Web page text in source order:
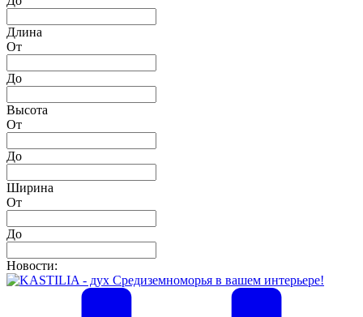
Длина
От
До
Высота
От
До
Ширина
От
До
Новости: